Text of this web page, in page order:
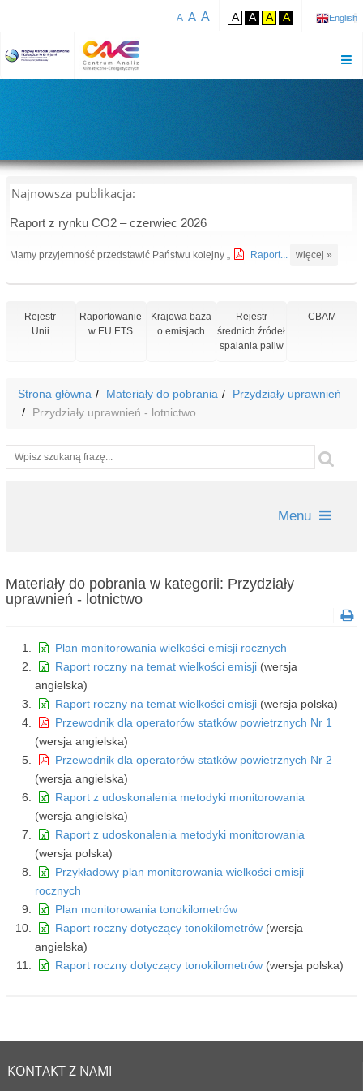
A A A A A A A English
Najnowsza publikacja:
Raport z rynku CO2 – czerwiec 2026
Mamy przyjemność przedstawić Państwu kolejny „ Raport... więcej »
Rejestr
Unii
Raportowanie
w EU ETS
Krajowa baza
o emisjach
Rejestr
średnich źródeł
spalania paliw
CBAM
Strona główna Materiały do pobrania
Przydziały uprawnień
Przydziały uprawnień - lotnictwo
Wyszukiwarka
Menu
Materiały do pobrania w kategorii: Przydziały
uprawnień - lotnictwo
Plan monitorowania wielkości emisji rocznych
Raport roczny na temat wielkości emisji (wersja
angielska)
Raport roczny na temat wielkości emisji (wersja polska)
Przewodnik dla operatorów statków powietrznych Nr 1
(wersja angielska)
Przewodnik dla operatorów statków powietrznych Nr 2
(wersja angielska)
Raport z udoskonalenia metodyki monitorowania
(wersja angielska)
Raport z udoskonalenia metodyki monitorowania
(wersja polska)
Przykładowy plan monitorowania wielkości emisji
rocznych
Plan monitorowania tonokilometrów
Raport roczny dotyczący tonokilometrów (wersja
angielska)
Raport roczny dotyczący tonokilometrów (wersja polska)
KONTAKT Z NAMI